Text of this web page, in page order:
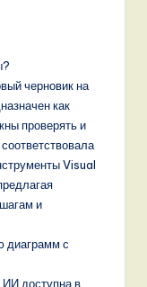
черновик на
как
проверять и
Visual
и
диаграмм с
доступна в